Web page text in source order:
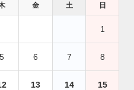
金 土 日
1
5 6 7 8
13 14 15